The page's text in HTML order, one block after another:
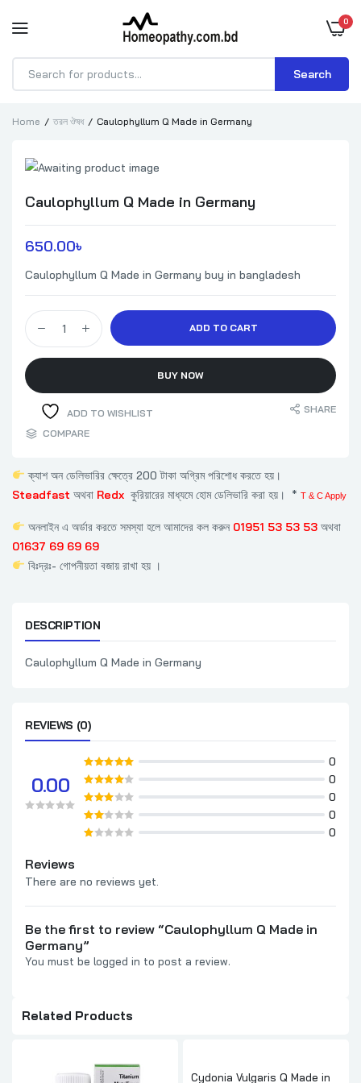
0
Products
Search
Home তরল ঔষধ Caulophyllum Q Made in Germany
Caulophyllum Q Made in Germany
650.00৳
Caulophyllum Q Made in Germany buy in bangladesh
Caulophyllum Q Made in Germany quantity
ADD TO CART
BUY NOW
ADD TO WISHLIST
SHARE
COMPARE
ক্যাশ অন ডেলিভারির ক্ষেত্রে 200 টাকা অগ্রিম পরিশোধ করতে হয়।
Steadfast অথবা Redx কুরিয়ারের মাধ্যমে হোম ডেলিভারি করা হয়। * T & C Apply
অনলাইন এ অর্ডার করতে সমস্যা হলে আমাদের কল করুন 01951 53 53 53অথবা
01637 69 69 69
বিঃদ্রঃ- গোপনীয়তা বজায় রাখা হয় ।
DESCRIPTION
Caulophyllum Q Made in Germany
REVIEWS (0)
0.00
0
0
0
0
0
Reviews
There are no reviews yet.
Be the first to review “Caulophyllum Q Made in
Germany”
You must be logged in to post a review.
Related Products
Cydonia Vulgaris Q Made in